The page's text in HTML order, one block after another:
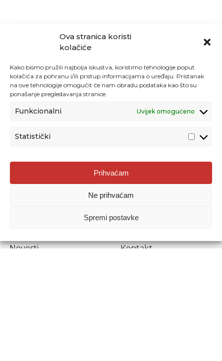
Ova stranica koristi
kolačiće
Kako bismo pružili najbolja iskustva, koristimo tehnologije poput
kolačića za pohranu i/ili pristup informacijama o uređaju. Pristanak
na ove tehnologije omogućit će nam obradu podataka kao što su
ponašanje pregledavanja stranice.
Funkcionalni Uvijek omogućeno
Statistički
Prihvaćam
Ne prihvaćam
Spremi postavke
Agencija za odgoj i obrazovanje
Donje Svetice 38, 10000 Zagreb
1778129
Prenošenje sadržaja dopušteno je uz navođenje izvora.
Novosti
Kontakt